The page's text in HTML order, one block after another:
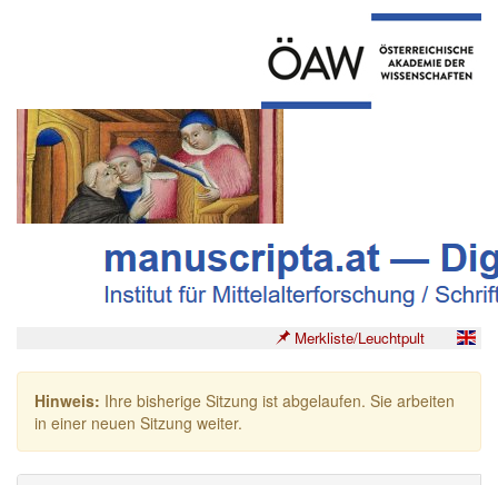
Merkliste/Leuchtpult
Hinweis: Ihre bisherige Sitzung ist abgelaufen. Sie arbeiten
in einer neuen Sitzung weiter.